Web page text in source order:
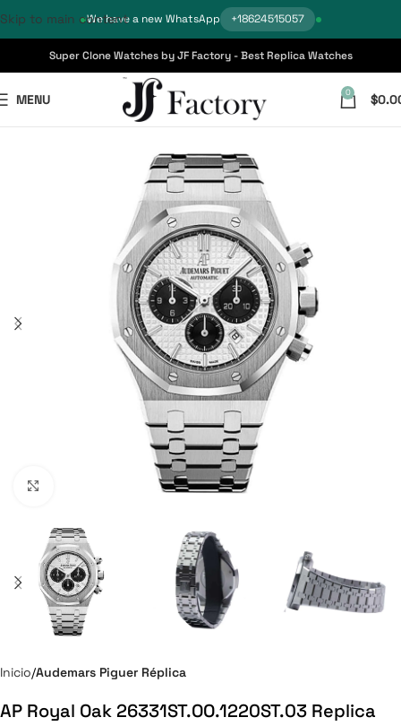
We have a new WhatsApp +18624515057
Skip to main content
Super Clone Watches by JF Factory - Best Replica Watches
MENU 0 $
Inicio Audemars Piguer Réplica
AP Royal Oak 26331ST.OO.1220ST.03 Replica